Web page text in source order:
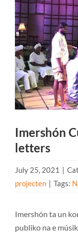
Imershón
letters
July 25, 2021 |
projecten | Tags:
Imershón ta un
publiko na e